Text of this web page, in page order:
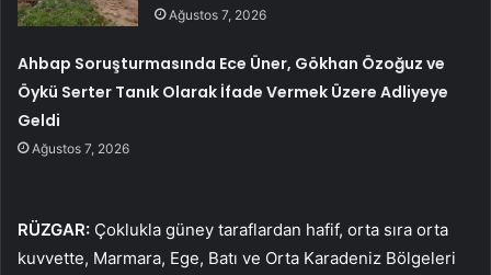
Ağustos 7, 2026
Ahbap Soruşturmasında Ece Üner, Gökhan Özoğuz ve
Öykü Serter Tanık Olarak İfade Vermek Üzere Adliyeye
Geldi
Ağustos 7, 2026
RÜZGAR: Çoklukla güney taraflardan hafif, orta sıra orta
kuvvette, Marmara, Ege, Batı ve Orta Karadeniz Bölgeleri